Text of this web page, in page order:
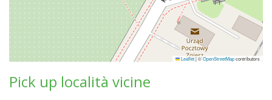
Leaflet|©OpenStreetMapcontributors
Pick up località vicine